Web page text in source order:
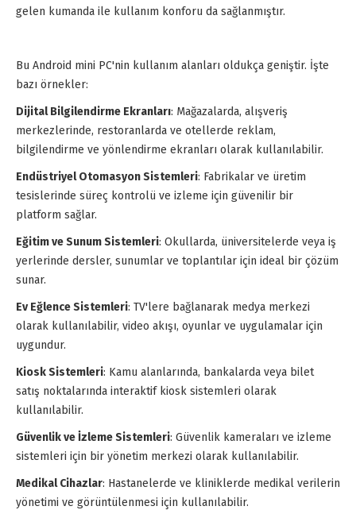
gelen kumanda ile kullanım konforu da sağlanmıştır.
Bu Android mini PC'nin kullanım alanları oldukça geniştir. İşte
bazı örnekler:
Dijital Bilgilendirme Ekranları: Mağazalarda, alışveriş
merkezlerinde, restoranlarda ve otellerde reklam,
bilgilendirme ve yönlendirme ekranları olarak kullanılabilir.
Endüstriyel Otomasyon Sistemleri: Fabrikalar ve üretim
tesislerinde süreç kontrolü ve izleme için güvenilir bir
platform sağlar.
Eğitim ve Sunum Sistemleri: Okullarda, üniversitelerde veya iş
yerlerinde dersler, sunumlar ve toplantılar için ideal bir çözüm
sunar.
Ev Eğlence Sistemleri: TV'lere bağlanarak medya merkezi
olarak kullanılabilir, video akışı, oyunlar ve uygulamalar için
uygundur.
Kiosk Sistemleri: Kamu alanlarında, bankalarda veya bilet
satış noktalarında interaktif kiosk sistemleri olarak
kullanılabilir.
Güvenlik ve İzleme Sistemleri: Güvenlik kameraları ve izleme
sistemleri için bir yönetim merkezi olarak kullanılabilir.
Medikal Cihazlar: Hastanelerde ve kliniklerde medikal verilerin
yönetimi ve görüntülenmesi için kullanılabilir.